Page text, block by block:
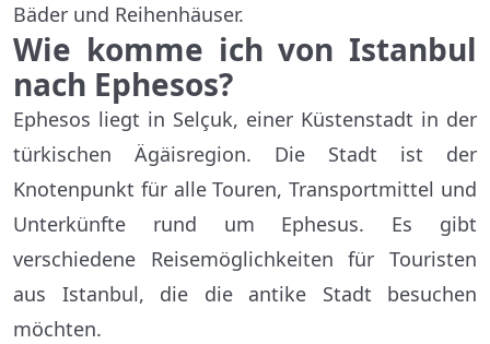
Bäder und Reihenhäuser.
Wie komme ich von Istanbul
nach Ephesos?
Ephesos liegt in Selçuk, einer Küstenstadt in der
türkischen Ägäisregion. Die Stadt ist der
Knotenpunkt für alle Touren, Transportmittel und
Unterkünfte rund um Ephesus. Es gibt
verschiedene Reisemöglichkeiten für Touristen
aus Istanbul, die die antike Stadt besuchen
möchten.